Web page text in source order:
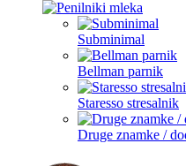
Subminimal
Bellman parnik
Staresso stresalnik
Druge znamke /